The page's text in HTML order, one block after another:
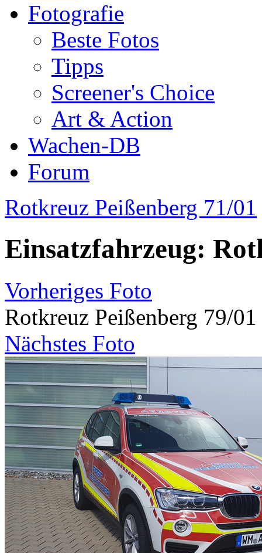
Fotografie
Beste Fotos
Tipps
Screener's Choice
Art & Action
Wachen-DB
Forum
Rotkreuz Peißenberg 71/01
Einsatzfahrzeug:
Vorheriges Foto
Rotkreuz Peißenberg 79/01
Nächstes Foto